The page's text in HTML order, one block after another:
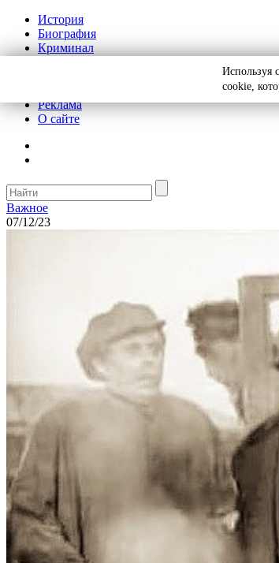
История
Биография
Криминал
Реклама
О сайте
Важное
07/12/23
Используя
cookie,